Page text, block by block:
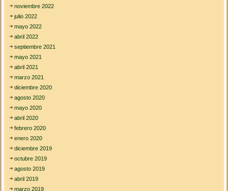
noviembre 2022
julio 2022
mayo 2022
abril 2022
septiembre 2021
mayo 2021
abril 2021
marzo 2021
diciembre 2020
agosto 2020
mayo 2020
abril 2020
febrero 2020
enero 2020
diciembre 2019
octubre 2019
agosto 2019
abril 2019
marzo 2019